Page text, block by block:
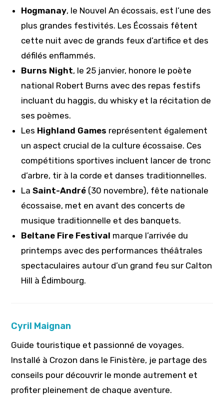
Hogmanay, le Nouvel An écossais, est l’une des
plus grandes festivités. Les Écossais fêtent
cette nuit avec de grands feux d’artifice et des
défilés enflammés.
Burns Night, le 25 janvier, honore le poète
national Robert Burns avec des repas festifs
incluant du haggis, du whisky et la récitation de
ses poèmes.
Les Highland Games représentent également
un aspect crucial de la culture écossaise. Ces
compétitions sportives incluent lancer de tronc
d’arbre, tir à la corde et danses traditionnelles.
LaSaint-André (30 novembre), fête nationale
écossaise, met en avant des concerts de
musique traditionnelle et des banquets.
Beltane Fire Festival marque l’arrivée du
printemps avec des performances théâtrales
spectaculaires autour d’un grand feu sur Calton
Hill à Édimbourg.
Cyril Maignan
Guide touristique et passionné de voyages.
Installé à Crozon dans le Finistère, je partage des
conseils pour découvrir le monde autrement et
profiter pleinement de chaque aventure.